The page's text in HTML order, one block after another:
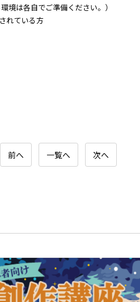
境は各自でご準備ください。）
れている⽅
前へ 一覧へ 次へ